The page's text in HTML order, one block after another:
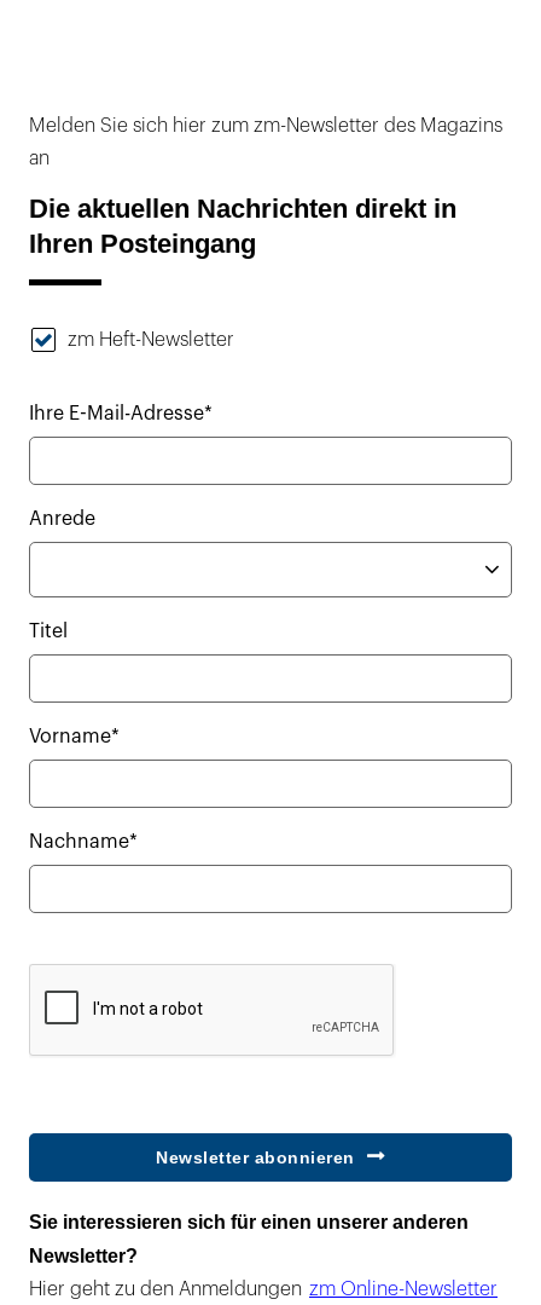
Melden Sie sich hier zum zm-Newsletter des Magazins
an
Die aktuellen Nachrichten direkt in
Ihren Posteingang
zm Heft-Newsletter
Ihre E-Mail-Adresse*
Anrede
Titel
Vorname*
Nachname*
Newsletter abonnieren
Sie interessieren sich für einen unserer anderen
Newsletter?
Hier geht zu den Anmeldungen zm Online-Newsletter